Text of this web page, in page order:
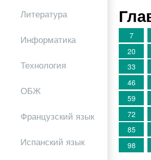
Литература
Информатика
Технология
ОБЖ
Французский язык
Испанский язык
7
20
33
46
59
72
85
98